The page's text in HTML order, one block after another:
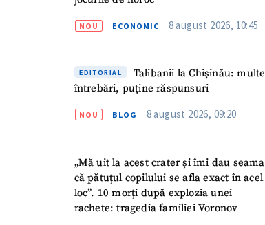
NOU ECONOMIC 8 august 2026, 10:45
EDITORIAL
Talibanii la Chișinău: multe
întrebări, puține răspunsuri
NOU BLOG 8 august 2026, 09:20
„Mă uit la acest crater și îmi dau seama
că pătuțul copilului se afla exact în acel
loc”. 10 morți după explozia unei
rachete: tragedia familiei Voronov
+ Emailul meu
Am citit și sunt de acord cupolitica de